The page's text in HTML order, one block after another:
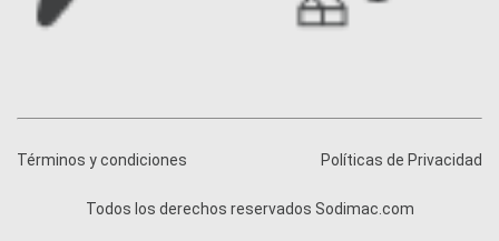
Términos y condiciones Políticas de Privacidad
Todos los derechos reservados Sodimac.com